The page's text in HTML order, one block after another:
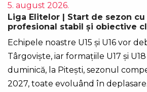
5. august 2026.
Liga Elitelor | Start de sezon
profesional stabil și obiective
Echipele noastre U15 și U16 vor
Târgoviște, iar formațiile U17 și
duminică, la Pitești, sezonul
2027, toate evoluând în